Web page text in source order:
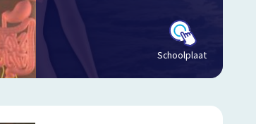
Schoolplaat